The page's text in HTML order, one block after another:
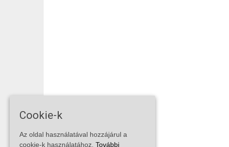
Cookie-k
Az oldal használatával hozzájárul a
cookie-k használatához. További